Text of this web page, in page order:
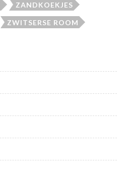
ZANDKOEKJES
ZWITSERSE ROOM